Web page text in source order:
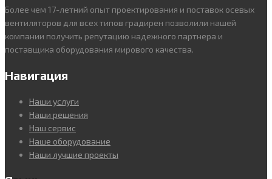
Более чем 17-летний опыт проектирования и поставок осевых
вентиляторов для всех типов градирен позволили нашей
компании получить репутацию надежного партнера и
поставщика оборудования мирового качества.
Навигация
Наши услуги
Наши решения
Наш сервис
Наше оборудование
Наши лучшие проекты